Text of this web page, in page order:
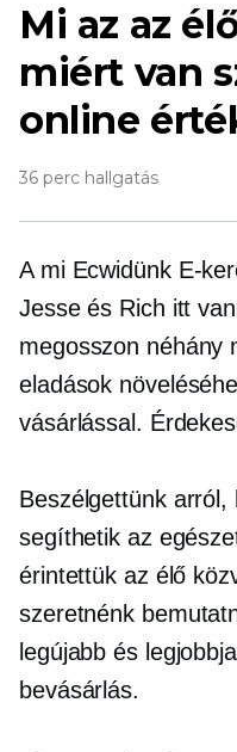
Mi az az
miért van
online
36 perc hallgatás
A mi Ecwidünk E-
Jesse és Rich itt
megosszon néhány
eladások
vásárlással.
Beszélgettünk arról,
segíthetik az
érintettük az élő
szeretnénk
legújabb és
bevásárlás.